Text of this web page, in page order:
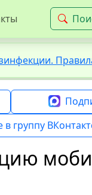
в группу